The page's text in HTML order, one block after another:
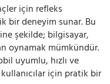
için refleks
bir deneyim sunar. Bu
şekilde; bilgisayar,
oynamak mümkündür.
uyumlu, hızlı ve
için pratik bir